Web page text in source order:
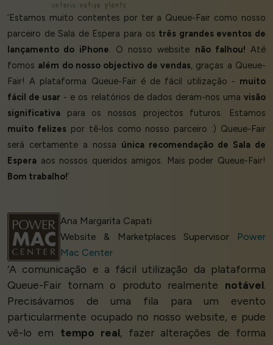
‘Estamos muito contentes por ter a Queue-Fair como nosso
parceiro de Sala de Espera para os três grandes eventos de
lançamento do iPhone. O nosso website não falhou! Até
fomos além do nosso objectivo de vendas, graças a Queue-
Fair! A plataforma Queue-Fair é de fácil utilização - muito
fácil de usar - e os relatórios de dados deram-nos umavisão
significativa para os nossos projectos futuros. Estamos
muito felizespor tê-los como nosso parceiro :) Queue-Fair
será certamente a nossa única recomendação de Sala de
Espera aos nossos queridos amigos. Mais poder Queue-Fair!
Bom trabalho!’
Ana Margarita Capati
Website & Marketplaces Supervisor
Power
Mac Center
‘A comunicação e a fácil utilização da plataforma
Queue-Fair tornam o produto realmente notável.
Precisávamos de uma fila para um evento
particularmente ocupado no nosso website, e pude
vê-lo em tempo real, fazer alterações de forma